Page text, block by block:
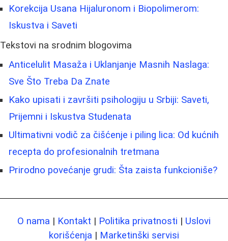
Korekcija Usana Hijaluronom i Biopolimerom:
Iskustva i Saveti
Tekstovi na srodnim blogovima
Anticelulit Masaža i Uklanjanje Masnih Naslaga:
Sve Što Treba Da Znate
Kako upisati i završiti psihologiju u Srbiji: Saveti,
Prijemni i Iskustva Studenata
Ultimativni vodič za čišćenje i piling lica: Od kućnih
recepta do profesionalnih tretmana
Prirodno povećanje grudi: Šta zaista funkcioniše?
O nama | Kontakt | Politika privatnosti | Uslovi
korišćenja | Marketinški servisi